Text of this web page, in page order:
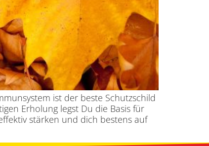
ist der beste Schutzschild
Erholung legst Du die Basis für
stärken und dich bestens auf